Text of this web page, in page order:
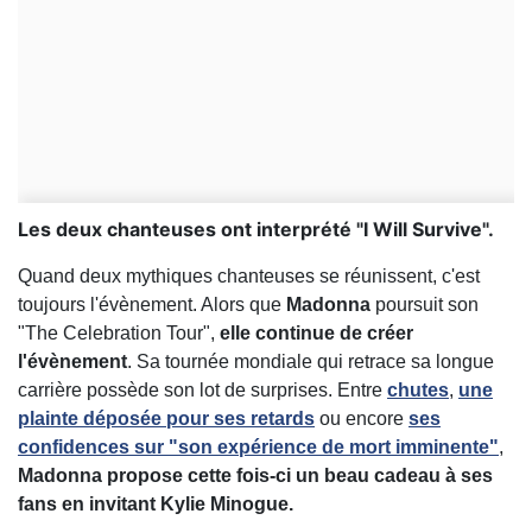
Les deux chanteuses ont interprété "I Will Survive".
Quand deux mythiques chanteuses se réunissent, c'est
toujours l'évènement. Alors que Madonna poursuit son
"The Celebration Tour", elle continue de créer
l'évènement. Sa tournée mondiale qui retrace sa longue
carrière possède son lot de surprises. Entre chutes, une
plainte déposée pour ses retards ou encore ses
confidences sur "son expérience de mort imminente",
Madonna propose cette fois-ci un beau cadeau à ses
fans en invitant Kylie Minogue.